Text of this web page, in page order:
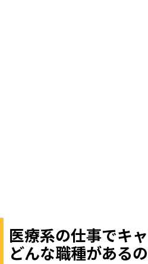
医療系の仕事でキ
どんな職種がある